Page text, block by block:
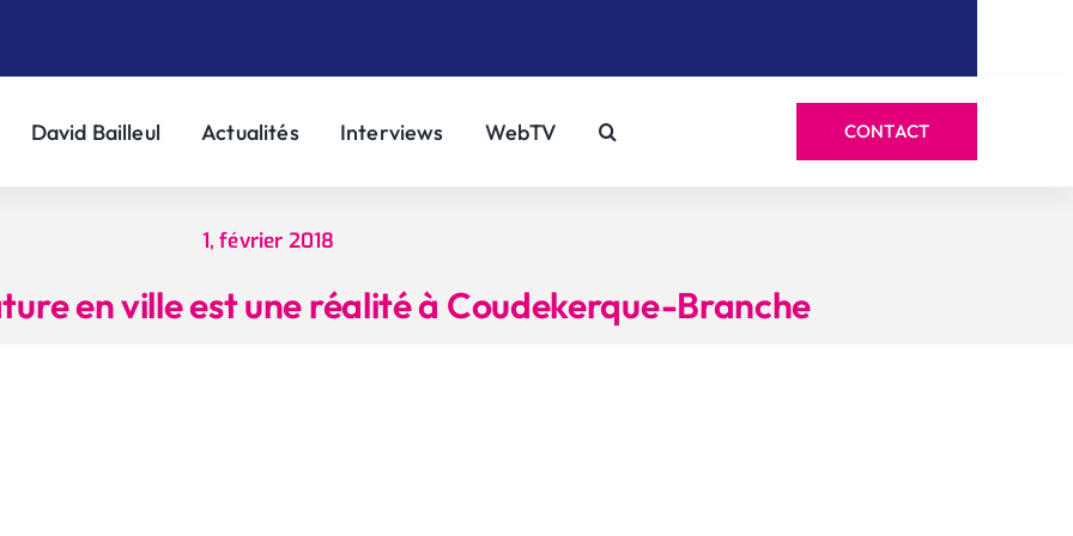
David Bailleul Actualités Interviews WebTV CONTACT
1, février 2018
en ville est une réalité à Coudekerque-Branche